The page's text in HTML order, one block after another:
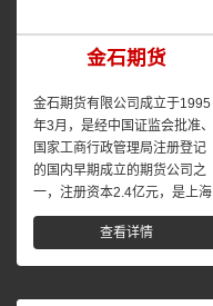
金石期货
金石期货有限公司成立于1995
年3月，是经中国证监会批准、
国家工商行政管理局注册登记
的国内早期成立的期货公司之
一，注册资本2.4亿元，是上海
期货交易所、大连商品...
查看详情